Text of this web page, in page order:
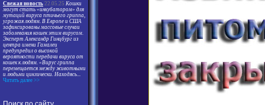
Свежая новость 22.05.25 Кошки
могут стать «инкубатором» для
мутаций вируса птичьего гриппа,
угрожая людям. В Европе и США
зафиксированы массовые случаи
заболевания кошек этим вирусом.
Эксперт Александр Гинцбург из
центра имени Гамалеи
предупредил о высокой
вероятности передачи вируса от
кошек к людям. «Вирус гриппа
перемещается между животными
и людьми циклически. Находясь...
Читать далее >>